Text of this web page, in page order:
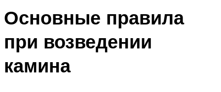
Основные правила
при возведении
камина